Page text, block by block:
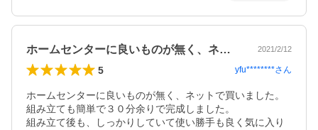
ホームセンターに良いものが無く、ネット… 2021/2/12
5 yfu********さん
ホームセンターに良いものが無く、ネットで買いました。
組み立ても簡単で３０分余りで完成しました。
組み立て後も、しっかりしていて使い勝手も良く気に入り